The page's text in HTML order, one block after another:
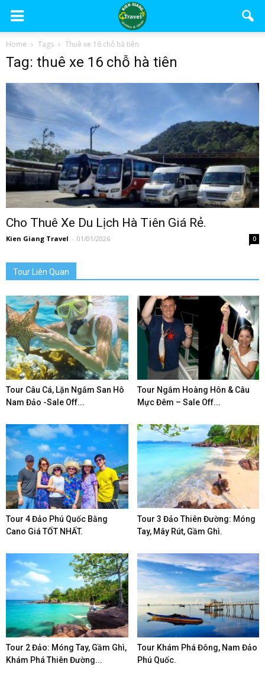
Home Tags Thuê xe 16 chỗ hà tiên
Tag: thuê xe 16 chỗ hà tiên
Cho Thuê Xe Du Lịch Hà Tiên Giá Rẻ.
Kien Giang Travel - 01/01/2026 0
Tour Liên Quan
Tour Câu Cá, Lặn Ngắm San Hô
Nam Đảo -Sale Off...
Tour Ngắm Hoàng Hôn & Câu
Mực Đêm – Sale Off...
Tour 4 Đảo Phú Quốc Bằng
Cano Giá TỐT NHẤT.
Tour 3 Đảo Thiên Đường: Móng
Tay, Mây Rút, Gầm Ghì.
Tour 2 Đảo: Móng Tay, Gầm Ghì,
Khám Phá Thiên Đường...
Tour Khám Phá Đông, Nam Đảo
Phú Quốc.